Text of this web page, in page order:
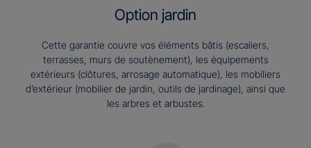
Option jardin
Cette garantie couvre vos éléments bâtis (escaliers,
terrasses, murs de soutènement), les équipements
extérieurs (clôtures, arrosage automatique), les mobiliers
d’extérieur (mobilier de jardin, outils de jardinage), ainsi que
les arbres et arbustes.